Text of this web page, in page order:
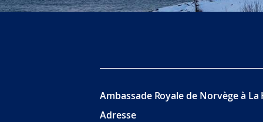
Ambassade Royale de Norvège à La
Adresse